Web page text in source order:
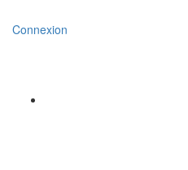
Connexion